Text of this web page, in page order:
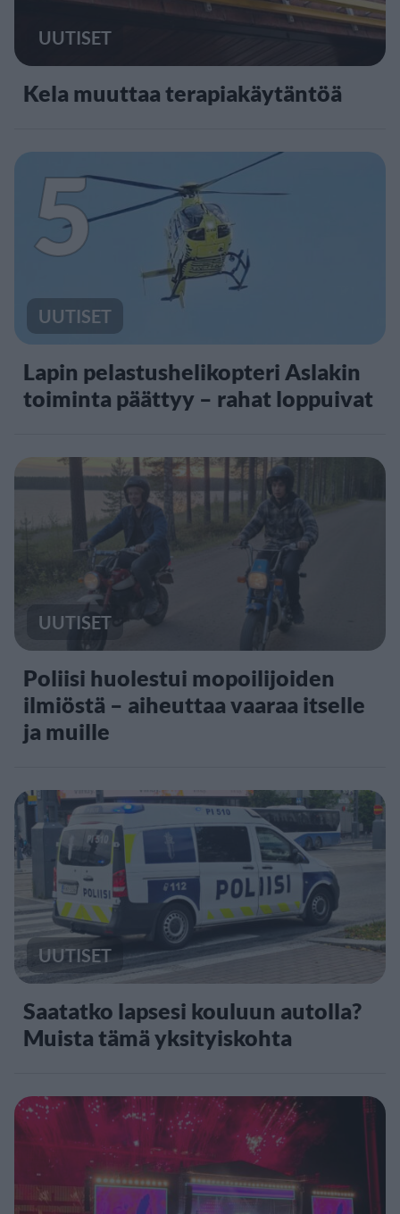
UUTISET
Kela muuttaa terapiakäytäntöä
5
UUTISET
Lapin pelastushelikopteri Aslakin
toiminta päättyy – rahat loppuivat
UUTISET
Poliisi huolestui mopoilijoiden
ilmiöstä – aiheuttaa vaaraa itselle
ja muille
UUTISET
Saatatko lapsesi kouluun autolla?
Muista tämä yksityiskohta